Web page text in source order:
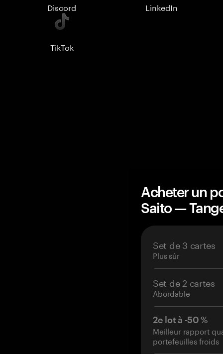
Discord LinkedIn
TikTok
Acheter un
Saito —
Set de 3 cartes
Plus sûr
Set de 2 cartes
Abordable
2e lot à -50 %
Meilleur rapport
portefeuilles froids